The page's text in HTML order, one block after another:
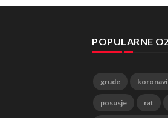
POPULARNE
grude
posusje rat